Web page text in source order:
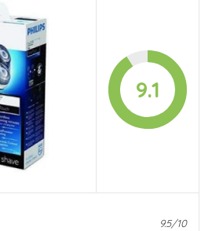
9.1
9.5/10